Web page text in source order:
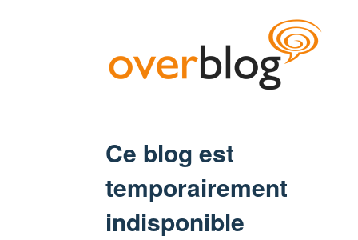
Ce blog est
temporairement
indisponible